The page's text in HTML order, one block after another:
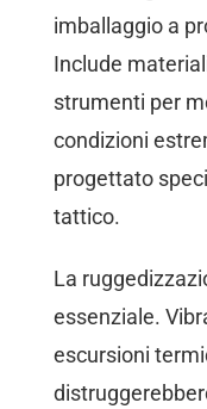
imballaggio a
Include
strumenti per
condizioni
progettato
tattico.
La
essenziale.
escursioni